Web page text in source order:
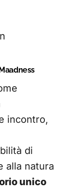
incontro,
di
alla natura
unico